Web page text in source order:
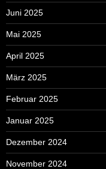
Juni 2025
Mai 2025
April 2025
März 2025
Februar 2025
Januar 2025
Dezember 2024
November 2024